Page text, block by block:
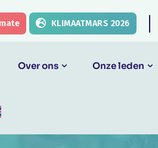
KLIMAATMARS 2026
Over ons Onze leden